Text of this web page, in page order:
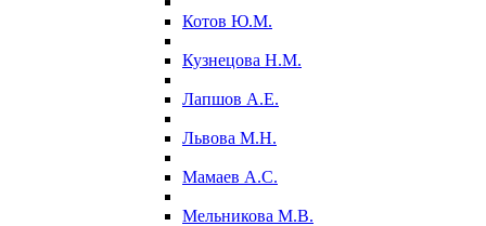
Котов Ю.М.
Кузнецова Н.М.
Лапшов А.Е.
Львова М.Н.
Мамаев А.С.
Мельникова М.В.